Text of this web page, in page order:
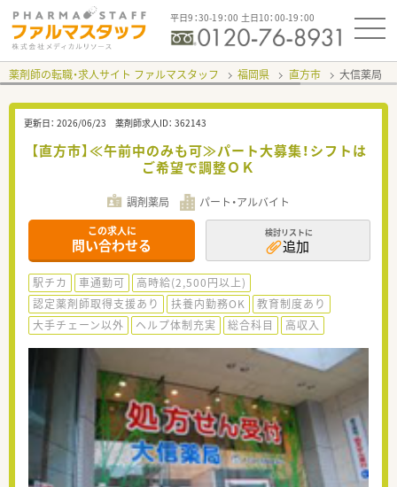
平日9：30-19：00 土日10：00-19：00
薬剤師の転職・求人サイト ファルマスタッフ 福岡県 直方市 大信薬局
更新日： 2026/06/23 薬剤師求人ID： 362143
【直方市】≪午前中のみも可≫パート大募集！シフトは
ご希望で調整ＯＫ
調剤薬局 パート・アルバイト
この求人に
問い合わせる
検討リストに
追加
駅チカ 車通勤可
高時給(2,500円以上)
認定薬剤師取得支援あり
扶養内勤務OK
教育制度あり
大手チェーン以外
ヘルプ体制充実 総合科目 高収入